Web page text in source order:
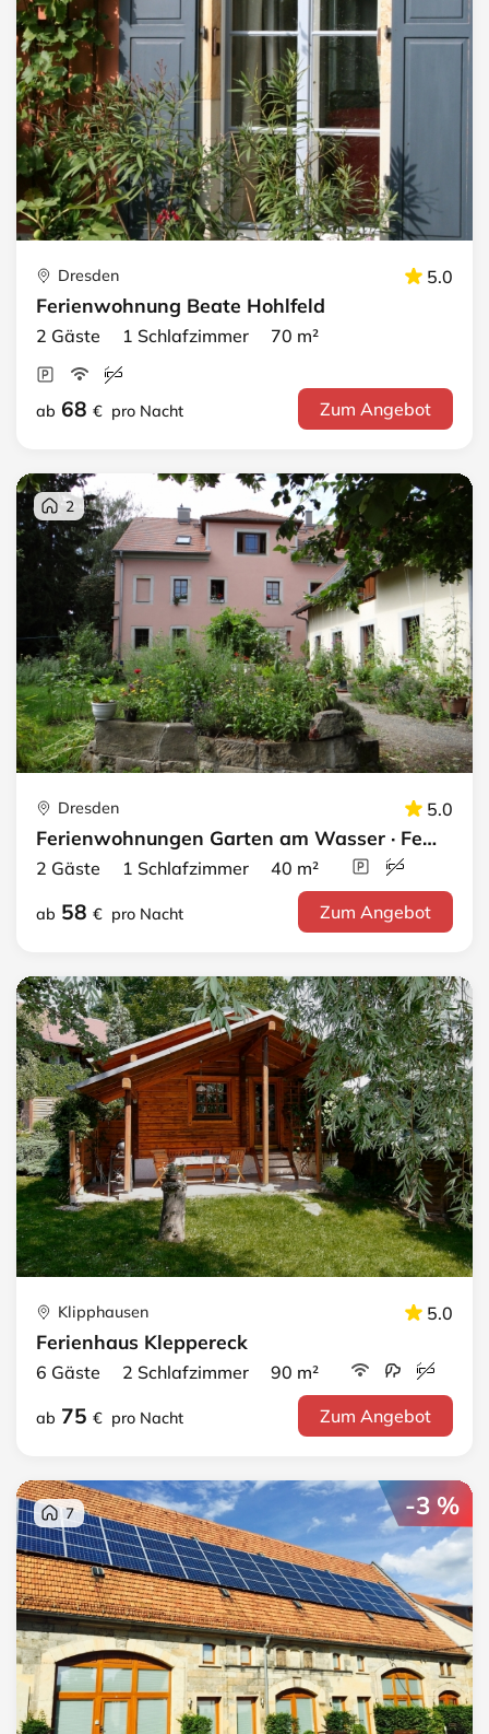
Dresden 5.0
Ferienwohnung Beate Hohlfeld
2 Gäste 1 Schlafzimmer 70 m²
ab 68 € pro Nacht Zum Angebot
2
Dresden 5.0
Ferienwohnungen Garten am Wasser · Fewo Pillnitz
2 Gäste 1 Schlafzimmer 40 m²
ab 58 € pro Nacht Zum Angebot
Klipphausen 5.0
Ferienhaus Kleppereck
6 Gäste 2 Schlafzimmer 90 m²
ab 75 € pro Nacht Zum Angebot
-3 %
7